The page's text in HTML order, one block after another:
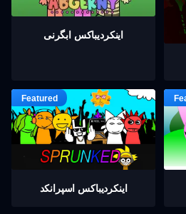
اینکردیباكس ابگرنی
اینکردیباكس اسپرانکد